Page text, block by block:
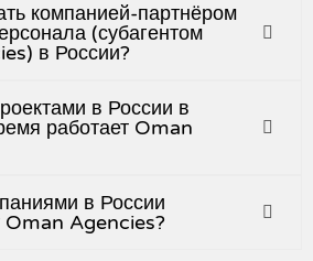
компанией-партнёром
(субагентом
в России?
в России в
работает Oman
в России
Oman Agencies?